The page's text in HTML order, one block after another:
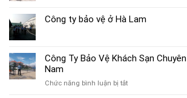
Công ty bảo vệ ở Hà Lam
Công Ty Bảo Vệ Khách Sạn
Nam
Chức năng bình luận bị tắtở